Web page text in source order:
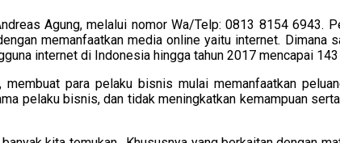
Agung, melalui nomor Wa/Telp: 0813 8154 6943.
memanfaatkan media online yaitu internet. Dimana
internet di Indonesia hingga tahun 2017 mencapai
para pelaku bisnis mulai memanfaatkan
pelaku bisnis, dan tidak meningkatkan kemampuan